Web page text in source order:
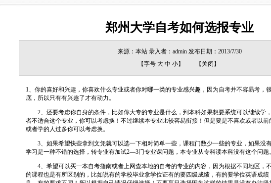
郑州大学自考如何选报专业
来源：本站 录入者：admin 发布日期：2013/7/30
【字号 大 中 小】 【 关闭 】
1、你的喜好和兴趣，你喜欢什么专业或者你对哪一类的专业感兴趣，因为自考并不容易考，
底，所以只有有兴趣了才有动力。
2、还要考虑你自身的条件，比如你大专的专业是什么，到本科如果想要系统可以继续学
者不适合这个专业，你可以考虑换！不过继续本专业比较容易衔接！但是要是不喜欢或者以前
或者学的人过多你可以考虑换。
3、如果希望快些拿到文凭就可以选一下相对简单一些，课程门数少一些的专业，如果没
学习是一种不错的选择，转专业有加试2—3门专业课问题，本专业从专科读本科没有这个问题。
4、希望可以买一本自考指南或者上网查本地的自考的专业的内容，因为根据不同地区，
的课程也是有所区别的，比如说有的学校毕业拿学位证有的要四级成绩，有的要学位英语成